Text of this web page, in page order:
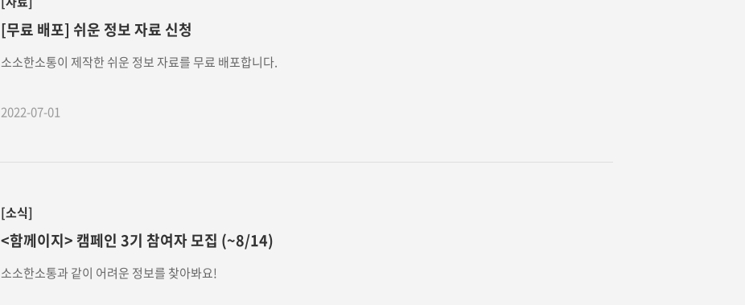
[무료 배포] 쉬운 정보 자료 신청
소소한소통이 제작한 쉬운 정보 자료를 무료 배포합니다.
2022-07-01
[소식]
<함께이지> 캠페인 3기 참여자 모집 (~8/14)
소소한소통과 같이 어려운 정보를 찾아봐요!